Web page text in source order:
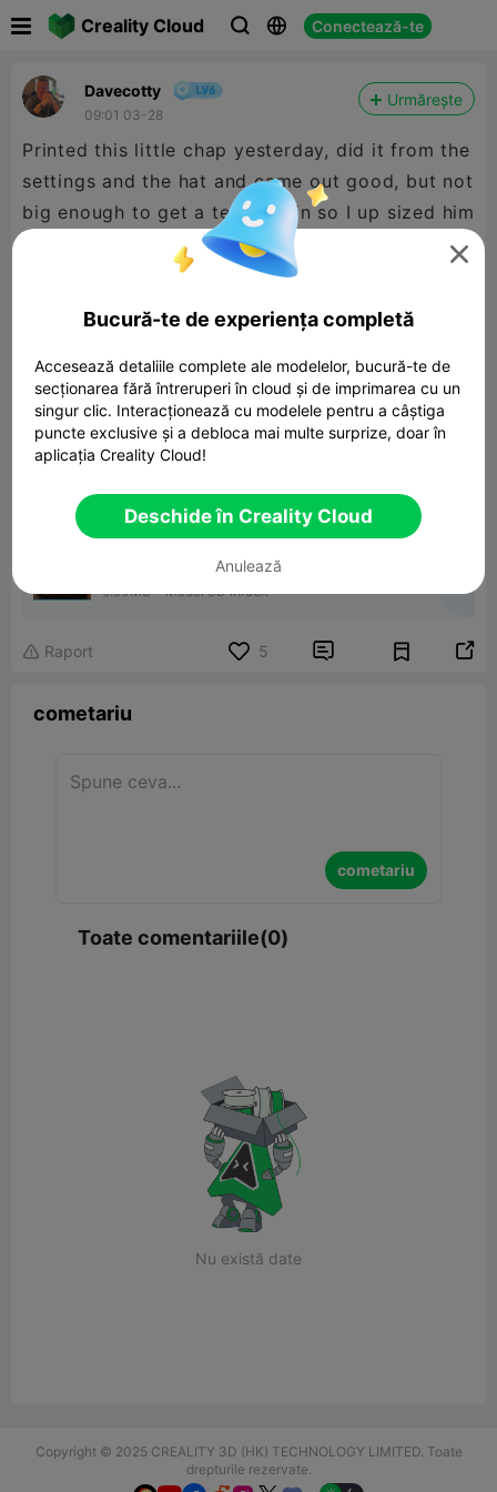
Creality Cloud   Conectează-te
Davecotty
09:01 03-28
Urmărește
Printed this little chap yesterday, did it from the
settings and the hat and came out good, but not
big enough to get a tee light in so I up sized him
a little and I like him better this size and without
the hat, what do you think?
PUMPKIN SKULL
6.90MB Model 3D înrudit
 Raport 5  
cometariu
cometariu
Toate comentariile(0)
Nu există date
Copyright © 2025 CREALITY 3D (HK) TECHNOLOGY LIMITED. Toate
drepturile rezervate.

Bucură-te de experiența completă
Accesează detaliile complete ale modelelor, bucură-te de
secționarea fără întreruperi în cloud și de imprimarea cu un
singur clic. Interacționează cu modelele pentru a câștiga
puncte exclusive și a debloca mai multe surprize, doar în
aplicația Creality Cloud!
Deschide în Creality Cloud
Anulează